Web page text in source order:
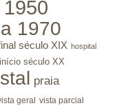
1970
século XIX hospital
início século XX
praia
geral vista parcial